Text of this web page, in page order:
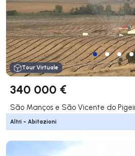
Tour Virtuale
340 000 €
São Manços e São Vicente do
Altri - Abitazioni